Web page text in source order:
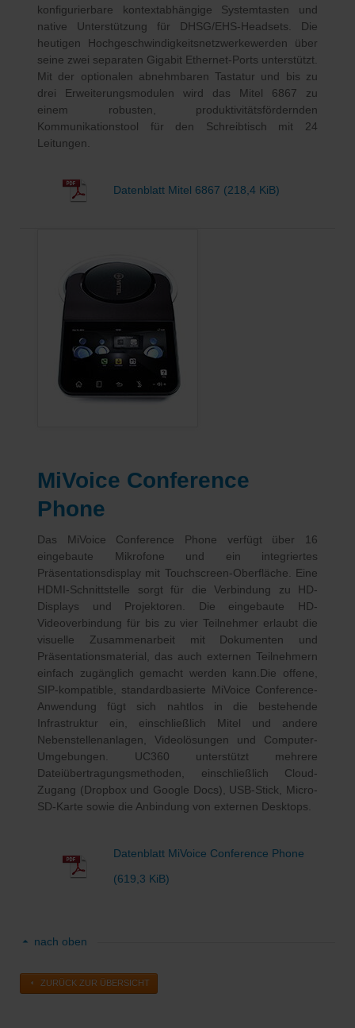
konfigurierbare kontextabhängige Systemtasten und
native Unterstützung für DHSG/EHS-Headsets. Die
heutigen Hochgeschwindigkeitsnetzwerkewerden über
seine zwei separaten Gigabit Ethernet-Ports unterstützt.
Mit der optionalen abnehmbaren Tastatur und bis zu
drei Erweiterungsmodulen wird das Mitel 6867 zu
einem robusten, produktivitätsfördernden
Kommunikationstool für den Schreibtisch mit 24
Leitungen.
Datenblatt Mitel 6867 (218,4 KiB)
MiVoice Conference
Phone
Das MiVoice Conference Phone verfügt über 16
eingebaute Mikrofone und ein integriertes
Präsentationsdisplay mit Touchscreen-Oberfläche. Eine
HDMI-Schnittstelle sorgt für die Verbindung zu HD-
Displays und Projektoren. Die eingebaute HD-
Videoverbindung für bis zu vier Teilnehmer erlaubt die
visuelle Zusammenarbeit mit Dokumenten und
Präsentationsmaterial, das auch externen Teilnehmern
einfach zugänglich gemacht werden kann.Die offene,
SIP-kompatible, standardbasierte MiVoice Conference-
Anwendung fügt sich nahtlos in die bestehende
Infrastruktur ein, einschließlich Mitel und andere
Nebenstellenanlagen, Videolösungen und Computer-
Umgebungen. UC360 unterstützt mehrere
Dateiübertragungsmethoden, einschließlich Cloud-
Zugang (Dropbox und Google Docs), USB-Stick, Micro-
SD-Karte sowie die Anbindung von externen Desktops.
Datenblatt MiVoice Conference Phone
(619,3 KiB)
nach oben
ZURÜCK ZUR ÜBERSICHT